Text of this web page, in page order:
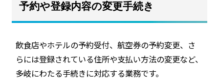
予約や登録内容の変更手続き
飲食店やホテルの予約受付、航空券の予約変更、さ
らには登録されている住所や支払い方法の変更など、
多岐にわたる手続きに対応する業務です。